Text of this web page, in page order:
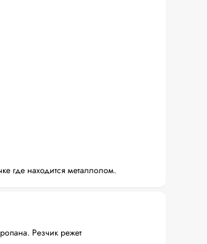
где находится металлолом.
Резчик режет